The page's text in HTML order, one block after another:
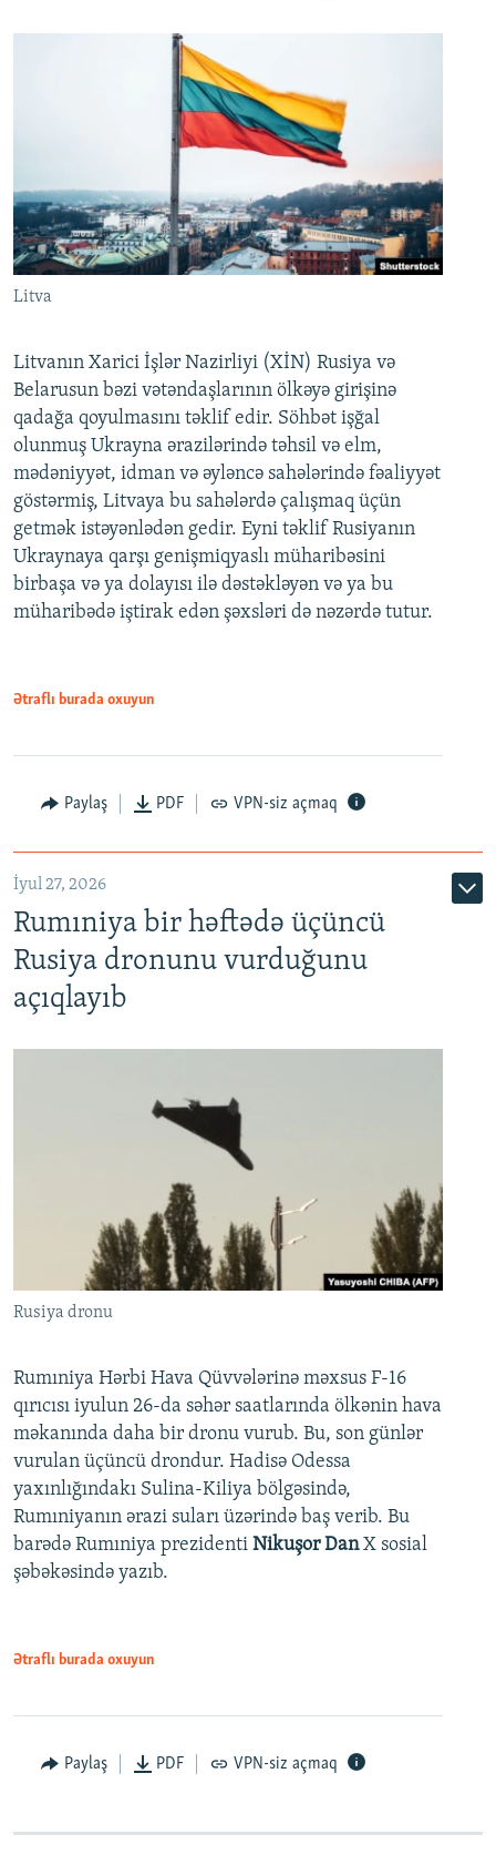
Litva
Litvanın Xarici İşlər Nazirliyi (XİN) Rusiya və
Belarusun bəzi vətəndaşlarının ölkəyə girişinə
qadağa qoyulmasını təklif edir. Söhbət işğal
olunmuş Ukrayna ərazilərində təhsil və elm,
mədəniyyət, idman və əyləncə sahələrində fəaliyyət
göstərmiş, Litvaya bu sahələrdə çalışmaq üçün
getmək istəyənlədən gedir. Eyni təklif Rusiyanın
Ukraynaya qarşı genişmiqyaslı müharibəsini
birbaşa və ya dolayısı ilə dəstəkləyən və ya bu
müharibədə iştirak edən şəxsləri də nəzərdə tutur.
Ətraflı burada oxuyun
Paylaş PDF VPN-siz açmaq
İyul 27, 2026
Rumıniya bir həftədə üçüncü
Rusiya dronunu vurduğunu
açıqlayıb
Rusiya dronu
Rumıniya Hərbi Hava Qüvvələrinə məxsus F-16
qırıcısı iyulun 26-da səhər saatlarında ölkənin hava
məkanında daha bir dronu vurub. Bu, son günlər
vurulan üçüncü drondur. Hadisə Odessa
yaxınlığındakı Sulina-Kiliya bölgəsində,
Rumıniyanın ərazi suları üzərində baş verib. Bu
barədə Rumıniya prezidenti Nikuşor DanX sosial
şəbəkəsində yazıb.
Ətraflı burada oxuyun
Paylaş PDF VPN-siz açmaq